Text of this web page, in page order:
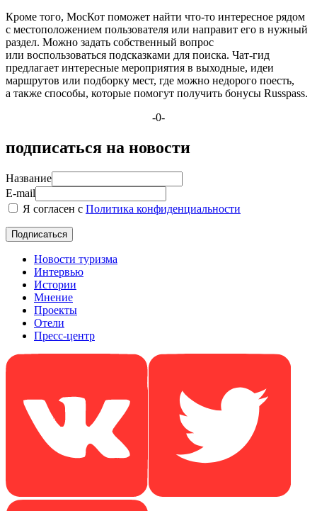
Кроме того, МосКот поможет найти что-то интересное рядом
с местоположением пользователя или направит его в нужный
раздел. Можно задать собственный вопрос
или воспользоваться подсказками для поиска. Чат-гид
предлагает интересные мероприятия в выходные, идеи
маршрутов или подборку мест, где можно недорого поесть,
а также способы, которые помогут получить бонусы Russpass.
-0-
подписаться на новости
Название
E-mail
Я согласен с Политика конфиденциальности
Новости туризма
Интервью
Истории
Мнение
Проекты
Отели
Пресс-центр